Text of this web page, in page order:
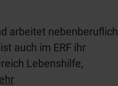
arbeitet nebenberuflich
auch im ERF ihr
Lebenshilfe,
Artikeln zu relevanten